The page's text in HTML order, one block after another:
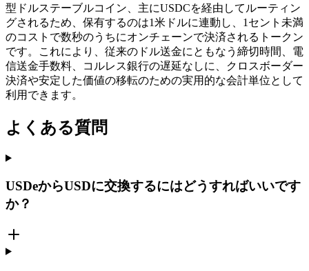
型ドルステーブルコイン、主にUSDCを経由してルーティン
グされるため、保有するのは1米ドルに連動し、1セント未満
のコストで数秒のうちにオンチェーンで決済されるトークン
です。これにより、従来のドル送金にともなう締切時間、電
信送金手数料、コルレス銀行の遅延なしに、クロスボーダー
決済や安定した価値の移転のための実用的な会計単位として
利用できます。
よくある質問
USDeからUSDに交換するにはどうすればいいです
か？